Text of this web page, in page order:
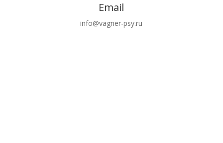
Email
info@vagner-psy.ru